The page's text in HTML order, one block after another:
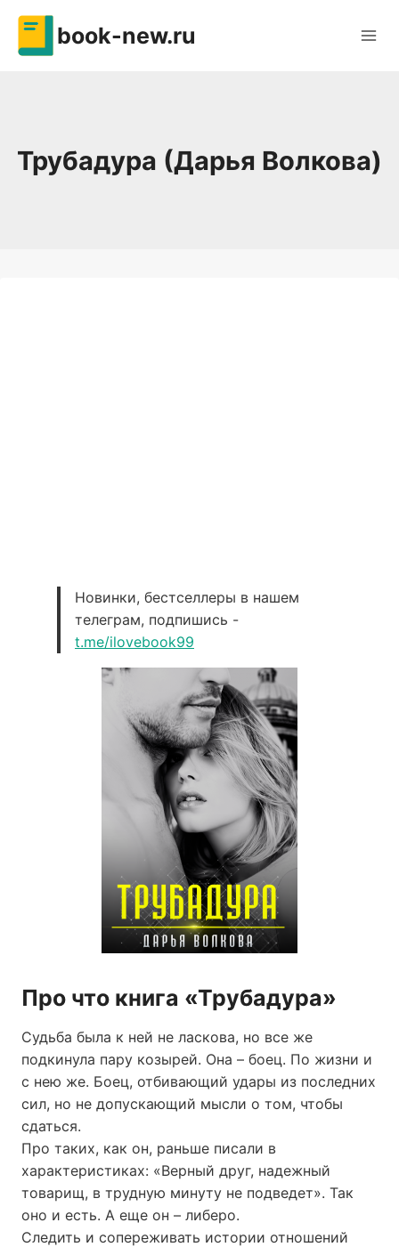
Перейти
содержимому
book-new.ru
Трубадура (Дарья Волкова)
Новинки, бестселлеры в нашем
телеграм, подпишись -
t.me/ilovebook99
Про что книга «Трубадура»
Судьба была к ней не ласкова, но все же
подкинула пару козырей. Она – боец. По жизни и
с нею же. Боец, отбивающий удары из последних
сил, но не допускающий мысли о том, чтобы
сдаться.
Про таких, как он, раньше писали в
характеристиках: «Верный друг, надежный
товарищ, в трудную минуту не подведет». Так
оно и есть. А еще он – либеро.
Следить и сопереживать истории отношений